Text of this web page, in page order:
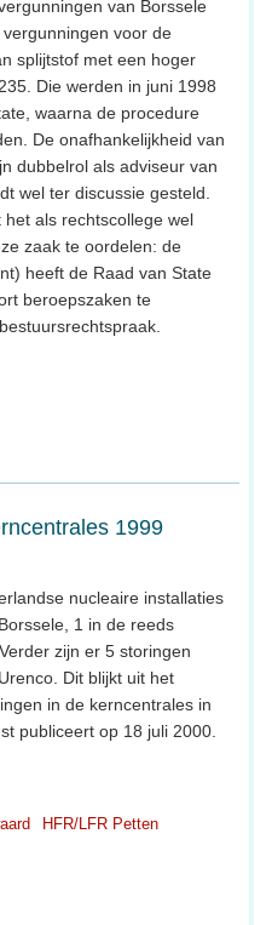
van Borssele
voor de
splijtstof met een hoger
Die werden in juni 1998
waarna de procedure
De onafhankelijkheid van
dubbelrol als adviseur van
wel ter discussie gesteld.
als rechtscollege wel
zaak te oordelen: de
heeft de Raad van State
beroepszaken te
1999
nucleaire installaties
1 in de reeds
zijn er 5 storingen
Dit blijkt uit het
in de kerncentrales in
publiceert op 18 juli 2000.
HFR/LFR Petten